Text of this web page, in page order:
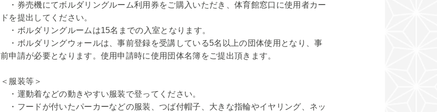
・券売機にてボルダリングルーム利用券をご購入いただき、体育館窓口に使用者カー
ドを提出してください。
・ボルダリングルームは15名までの入室となります。
・ボルダリングウォールは、事前登録を受講している5名以上の団体使用となり、事
前申請が必要となります。使用申請時に使用団体名簿をご提出頂きます。
＜服装等＞
・運動着などの動きやすい服装で登ってください。
・フードが付いたパーカーなどの服装、つば付帽子、大きな指輪やイヤリング、ネッ